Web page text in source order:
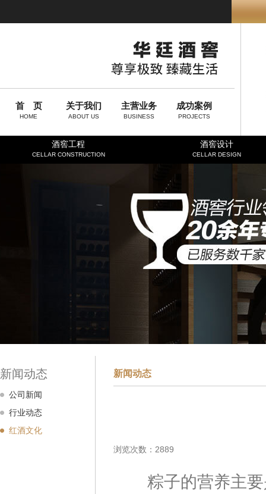
首 页
HOME
关于我们
ABOUT US
主营业务
BUSINESS
成功案例
PROJECTS
酒窖工程
CELLAR CONSTRUCTION
酒窖设计
CELLAR DESIGN
新闻动态
公司新闻
行业动态
红酒文化
新闻动态
浏览次数：2889
粽子的营养主要